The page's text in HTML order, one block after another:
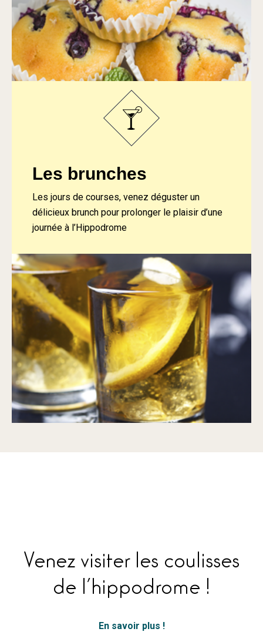
Les brunches
Les jours de courses, venez déguster un
délicieux brunch pour prolonger le plaisir d’une
journée à l’Hippodrome
Venez visiter les coulisses
de l’hippodrome !
En savoir plus !